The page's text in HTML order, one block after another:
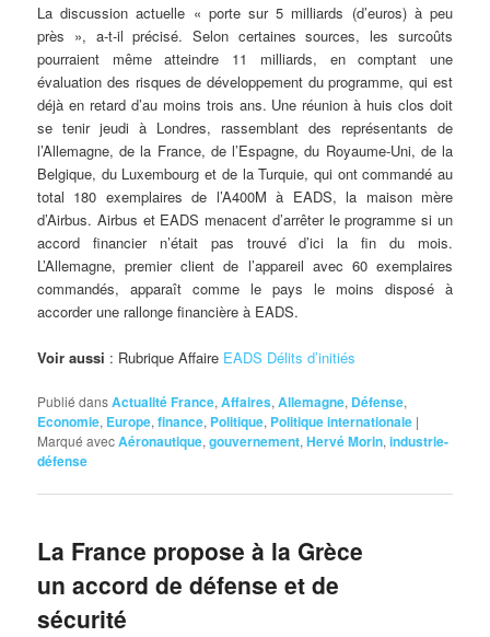
La discussion actuelle « porte sur 5 milliards (d’euros) à peu
près », a-t-il précisé. Selon certaines sources, les surcoûts
pourraient même atteindre 11 milliards, en comptant une
évaluation des risques de développement du programme, qui est
déjà en retard d’au moins trois ans. Une réunion à huis clos doit
se tenir jeudi à Londres, rassemblant des représentants de
l’Allemagne, de la France, de l’Espagne, du Royaume-Uni, de la
Belgique, du Luxembourg et de la Turquie, qui ont commandé au
total 180 exemplaires de l’A400M à EADS, la maison mère
d’Airbus. Airbus et EADS menacent d’arrêter le programme si un
accord financier n’était pas trouvé d’ici la fin du mois.
L’Allemagne, premier client de l’appareil avec 60 exemplaires
commandés, apparaît comme le pays le moins disposé à
accorder une rallonge financière à EADS.
Voir aussi : Rubrique Affaire EADS Délits d’initiés
Publié dansActualité France,Affaires,Allemagne, Défense,
Economie, Europe,finance, Politique, Politique internationale |
Marqué avecAéronautique,gouvernement,Hervé Morin,industrie-
défense
La France propose à la Grèce
un accord de défense et de
sécurité